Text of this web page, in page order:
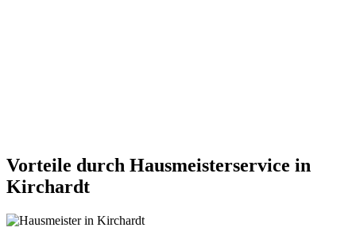
Vorteile durch Hausmeisterservice in
Kirchardt